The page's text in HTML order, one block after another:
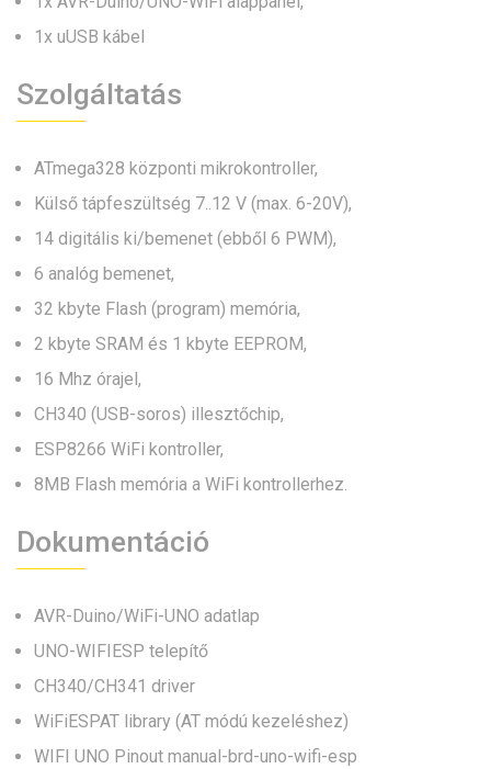
1x uUSB kábel
Szolgáltatás
ATmega328 központi mikrokontroller,
Külső tápfeszültség 7..12 V (max. 6-20V),
14 digitális ki/bemenet (ebből 6 PWM),
6 analóg bemenet,
32 kbyte Flash (program) memória,
2 kbyte SRAM és 1 kbyte EEPROM,
16 Mhz órajel,
CH340 (USB-soros) illesztőchip,
ESP8266 WiFi kontroller,
8MB Flash memória a WiFi kontrollerhez.
Dokumentáció
AVR-Duino/WiFi-UNO adatlap
UNO-WIFIESP telepítő
CH340/CH341 driver
WiFiESPAT library (AT módú kezeléshez)
WIFI UNO Pinout manual-brd-uno-wifi-esp